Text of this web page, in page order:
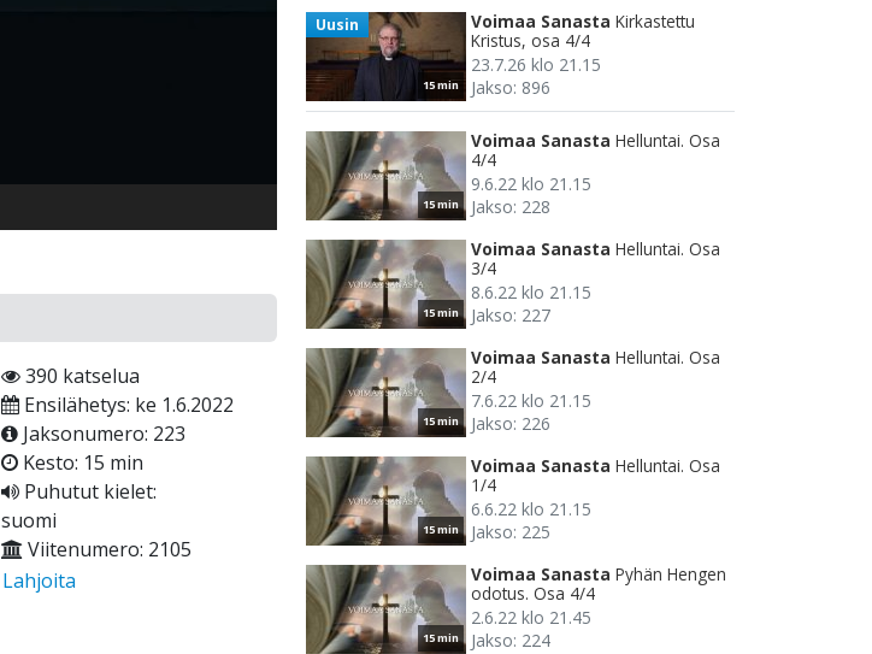
390 katselua
Ensilähetys: ke 1.6.2022
Jaksonumero: 223
Kesto: 15 min
Puhutut kielet:
suomi
Viitenumero: 2105
Lahjoita
15 min
Uusin Voimaa Sanasta Kirkastettu
Kristus, osa 4/4
23.7.26 klo 21.15
Jakso: 896
15 min
Voimaa Sanasta Helluntai. Osa
4/4
9.6.22 klo 21.15
Jakso: 228
15 min
Voimaa Sanasta Helluntai. Osa
3/4
8.6.22 klo 21.15
Jakso: 227
15 min
Voimaa Sanasta Helluntai. Osa
2/4
7.6.22 klo 21.15
Jakso: 226
15 min
Voimaa Sanasta Helluntai. Osa
1/4
6.6.22 klo 21.15
Jakso: 225
15 min
Voimaa Sanasta Pyhän Hengen
odotus. Osa 4/4
2.6.22 klo 21.45
Jakso: 224